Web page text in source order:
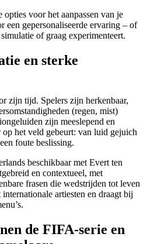
voor het aanpassen van je
een gepersonaliseerde ervaring – of
of graag experimenteert.
en sterke
zijn tijd. Spelers zijn herkenbaar,
(regen, mist)
zijn meeslepend en
het veld gebeurt: van luid gejuich
foute beslissing.
beschikbaar met Evert ten
en contextueel, met
frasen die wedstrijden tot leven
artiesten en draagt bij
de FIFA-serie en